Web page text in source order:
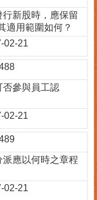
行新股時，應保留
適用範圍如何？
02-21
否參與員工認
02-21
應以何時之章程
02-21